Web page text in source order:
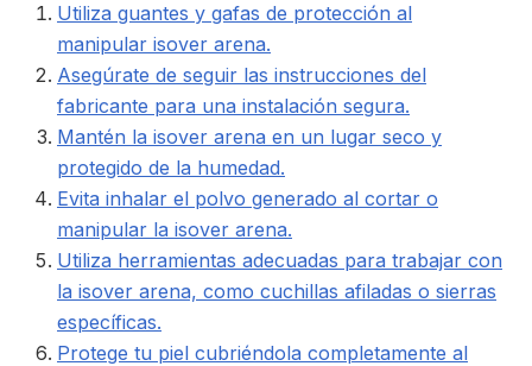
Utiliza guantes y gafas de protección al
manipular isover arena.
Asegúrate de seguir las instrucciones del
fabricante para una instalación segura.
Mantén la isover arena en un lugar seco y
protegido de la humedad.
Evita inhalar el polvo generado al cortar o
manipular la isover arena.
Utiliza herramientas adecuadas para trabajar con
la isover arena, como cuchillas afiladas o sierras
específicas.
Protege tu piel cubriéndola completamente al